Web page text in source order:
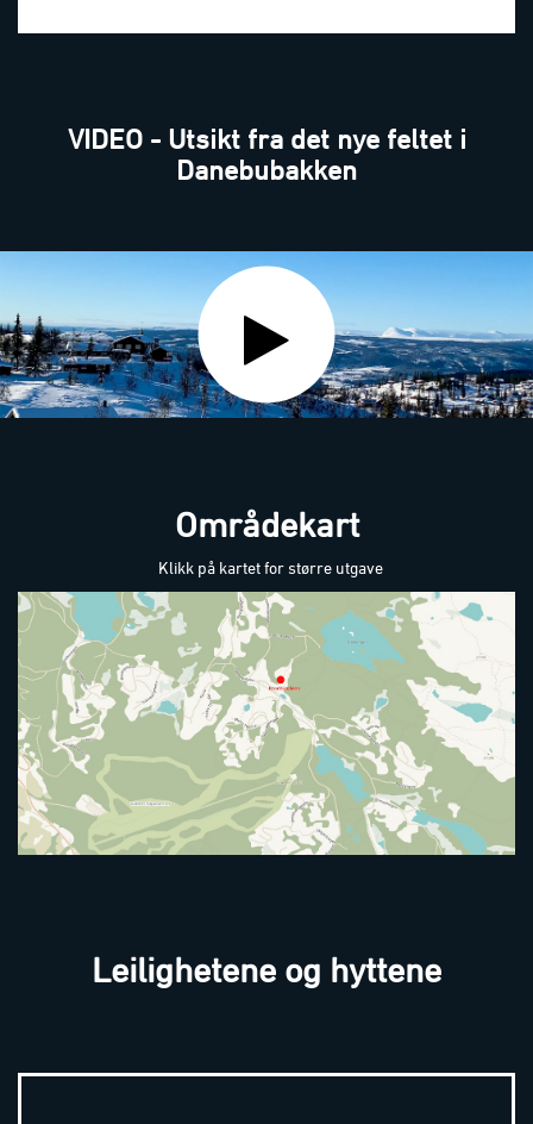
VIDEO - Utsikt fra det nye feltet i
Danebubakken
Områdekart
Klikk på kartet for større utgave
Leilighetene og hyttene